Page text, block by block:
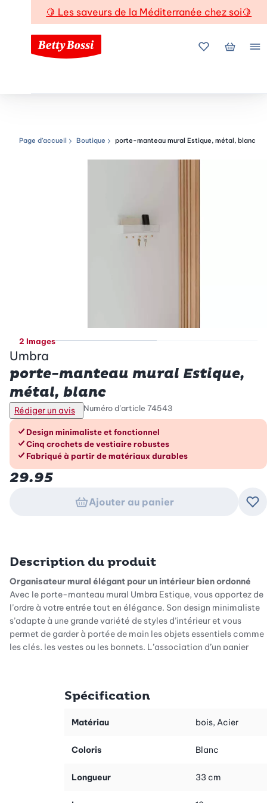
🍋 Les saveurs de la Méditerranée chez soi🍋
Mes favoris
Mon
Chemin de navigation
Page d’accueil Boutique porte-manteau mural Estique, métal, blanc
2 Images
Umbra
porte-manteau mural Estique,
métal, blanc
Rédiger un avis Numéro d’article 74543
Les avantages en un coup d’œil
Design minimaliste et fonctionnel
Cinq crochets de vestiaire robustes
Fabriqué à partir de matériaux durables
29.95
Ajouter au panier
Description du produit
Organisateur mural élégant pour un intérieur bien ordonné
Avec le porte-manteau mural Umbra Estique, vous apportez de
l’ordre à votre entrée tout en élégance. Son design minimaliste
s’adapte à une grande variété de styles d’intérieur et vous
permet de garder à portée de main les objets essentiels comme
les clés, les vestes ou les bonnets. L’association d’un panier
Le panier métallique permet de ranger facilement votre courrier,
objets souvent égarés. Les crochets accueillent non seulement
vestes. Chaque crochet peut supporter jusqu’à 2,3 kg, assurant
Spécification
Matériau bois, Acier
Coloris Blanc
Longueur 33 cm